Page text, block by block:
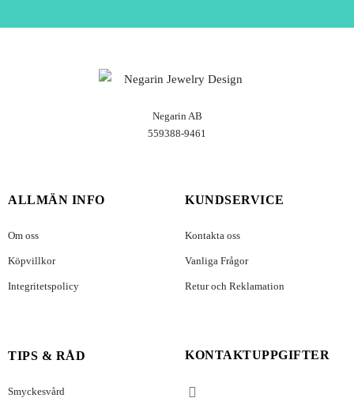
Negarin AB
559388-9461
ALLMÄN INFO
Om oss
Köpvillkor
Integritetspolicy
KUNDSERVICE
Kontakta oss
Vanliga Frågor
Retur och Reklamation
TIPS & RÅD
Smyckesvård
KONTAKTUPPGIFTER